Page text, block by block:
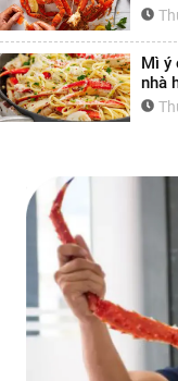
Mì ý
nhà